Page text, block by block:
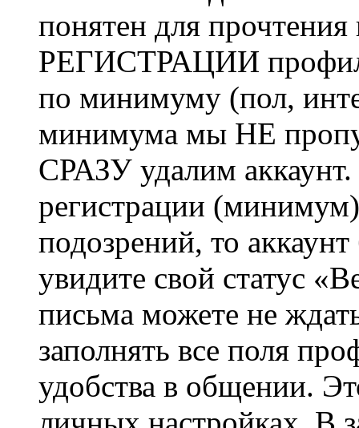
понятен для
РЕГИСТРАЦИИ профиль
по минимуму (пол,
минимума мы НЕ
СРАЗУ удалим
регистрации
подозрений, то
увидите свой статус
письма можете не
заполнять все поля
удобства в общении.